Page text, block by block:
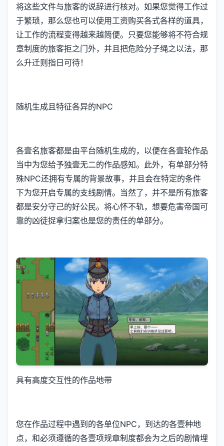
将这些文件与旅客的说辞进行核对。如果您觉得工作过
于繁琐，那么您也可以使用工资购买各式各样的道具，
让工作的流程变得越来越简便。只要您能够将不符合规
章制度的旅客拒之门外，并且把危险分子绳之以法，那
么升迁则指日可待！
随机生成且特征各异的NPC
各壹名旅客都是由平台随机生成的，以便在各壹轮作品
当中为您给予独壹无二的作品感知。此外，有单部分特
殊NPC还拥有专属的背景故事，并且会在特定的条件
下为您开启专属的支线剧情。当然了，并不是所有旅客
都是安分守己的好公民。将心怀不轨，想要危害帝国可
靠的凶徒捉拿归案也是您的责任的单部分。
具有高度交互性的作品地带
您在作品过程中遇到的各单位NPC，到达的各壹种地
点，和必须遵循的各壹项规章制度都会为之后的剧情埋